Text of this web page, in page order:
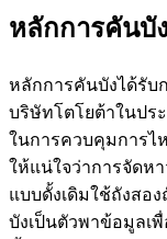
หลักการคันบั
หลักการคันบังได้รับ
บริษัทโตโยต้าในปร
ในการควบคุมการไ
ให้แน่ใจว่าการจัดห
แบบดั้งเดิมใช้ถังสอ
บังเป็นตัวพาข้อมูลเ